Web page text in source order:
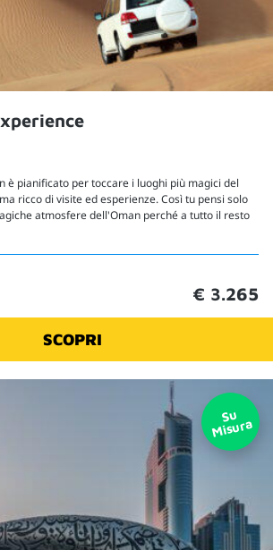
è pianificato per toccare i luoghi più magici del
ricco di visite ed esperienze. Così tu pensi solo
atmosfere dell'Oman perché a tutto il resto
€ 3.265
SCOPRI